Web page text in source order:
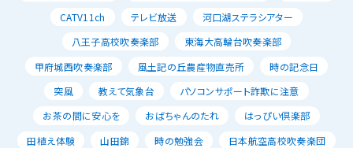
CATV11ch
テレビ放送
河口湖ステラシアター
八王子高校吹奏楽部
東海大高輪台吹奏楽部
甲府城西吹奏楽部
風土記の丘農産物直売所
時の記念日
突風
教えて気象台
パソコンサポート詐欺に注意
お茶の間に安心を
おばちゃんのたれ
はっぴい倶楽部
田植え体験
山田錦 時の勉強会
日本航空高校吹奏楽団